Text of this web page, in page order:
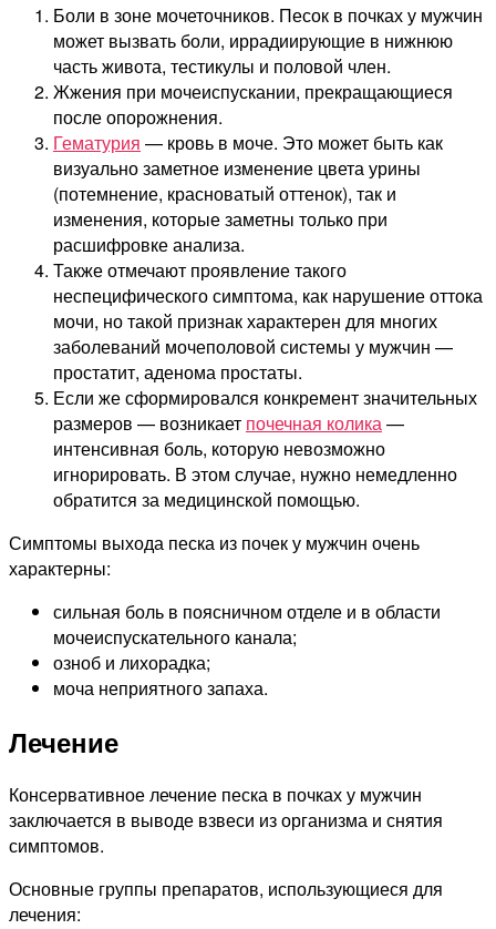
Боли в зоне мочеточников. Песок в почках у мужчин
может вызвать боли, иррадиирующие в нижнюю
часть живота, тестикулы и половой член.
Жжения при мочеиспускании, прекращающиеся
после опорожнения.
Гематурия — кровь в моче. Это может быть как
визуально заметное изменение цвета урины
(потемнение, красноватый оттенок), так и
изменения, которые заметны только при
расшифровке анализа.
Также отмечают проявление такого
неспецифического симптома, как нарушение оттока
мочи, но такой признак характерен для многих
заболеваний мочеполовой системы у мужчин —
простатит, аденома простаты.
Если же сформировался конкремент значительных
размеров — возникает почечная колика—
интенсивная боль, которую невозможно
игнорировать. В этом случае, нужно немедленно
обратится за медицинской помощью.
Симптомы выхода песка из почек у мужчин очень
характерны:
сильная боль в поясничном отделе и в области
мочеиспускательного канала;
озноб и лихорадка;
моча неприятного запаха.
Лечение
Консервативное лечение песка в почках у мужчин
заключается в выводе взвеси из организма и снятия
симптомов.
Основные группы препаратов, использующиеся для
лечения: